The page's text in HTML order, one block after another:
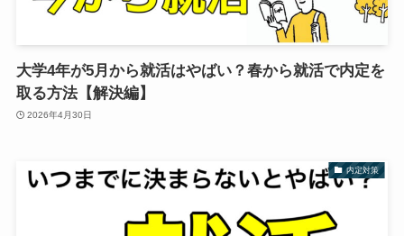
大学4年が5月から就活はやばい？春から就活で内定を
取る方法【解決編】
2026年4月30日
内定対策